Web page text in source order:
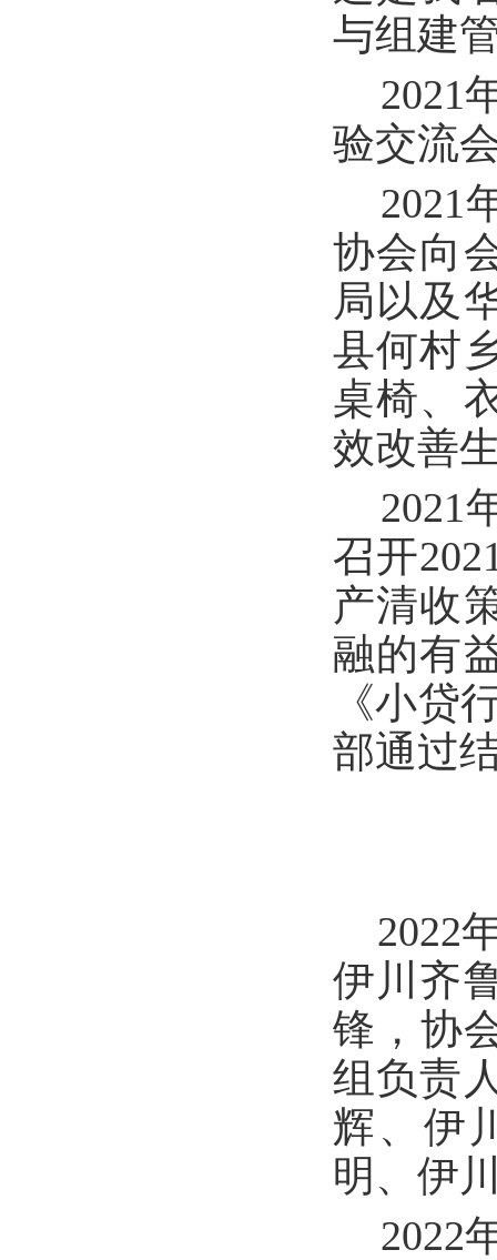
与组建
2021
验交流
2021
协会向
局以及
县何村
桌椅、
效改善
2021
召开
产清收
融的有
《小贷
部通过
2022
伊川齐
锋，协
组负责
辉、伊
明、伊
2022